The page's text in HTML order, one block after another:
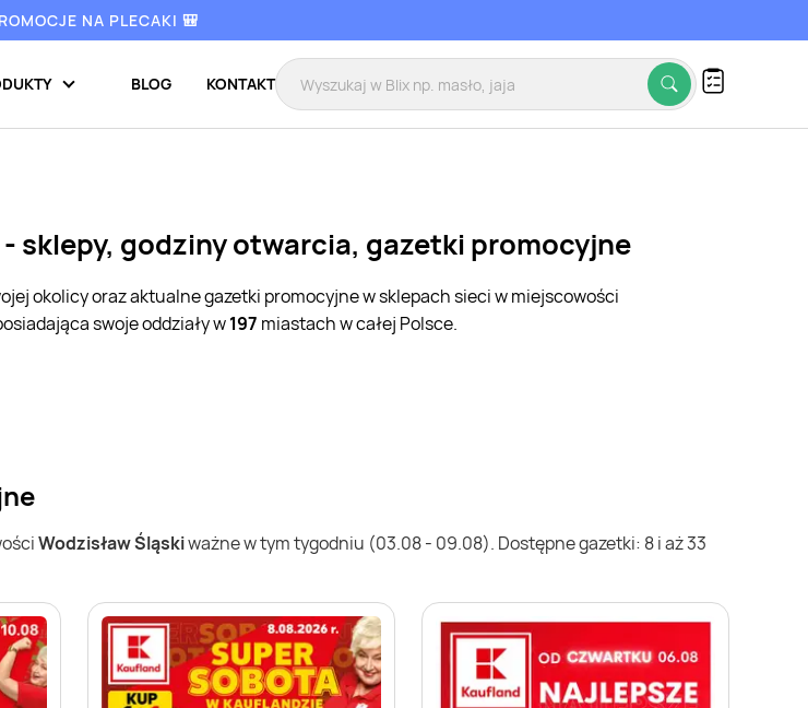
NA PLECAKI 🎒
BLOG KONTAKT
sklepy, godziny otwarcia, gazetki promocyjne
okolicy oraz aktualne gazetki promocyjne w sklepach sieci w miejscowości
swoje oddziały w197 miastach w całej Polsce.
Wodzisław Śląskiważne w tym tygodniu (03.08 - 09.08). Dostępne gazetki: 8 i aż 33